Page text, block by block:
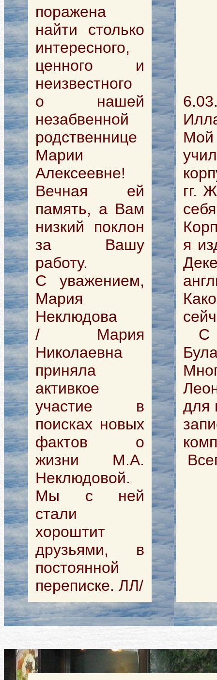
поражена
найти столько
интересного,
ценного и
неизвестного
о нашей
незабвенной
родственнице
Марии
Алексеевне!
Вечная ей
память, а Вам
низкий поклон
за Вашу
работу.
С уважением,
Мария
Неклюдова
/ Мария
Николаевна
приняла
активкое
участие в
поисках новых
фактов о
жизни М.А.
Неклюдовой.
Мы с ней
стали
хороштит
друзьями, в
постоянной
переписке. ЛЛ/
Мой
гг.
я
С
для